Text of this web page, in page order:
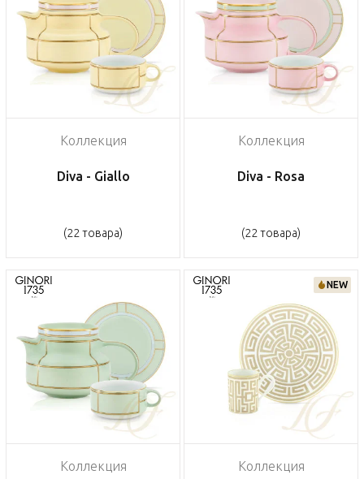
Коллекция
Diva - Giallo
(22 товара)
Коллекция
Diva - Rosa
(22 товара)
Коллекция
NEW
Коллекция